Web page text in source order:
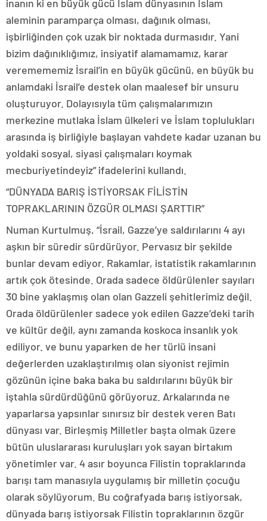
inanın ki en büyük gücü İslam dünyasının İslam
aleminin paramparça olması, dağınık olması,
işbirliğinden çok uzak bir noktada durmasıdır. Yani
bizim dağınıklığımız, insiyatif alamamamız, karar
veremememiz İsrail’in en büyük gücünü, en büyük bu
anlamdaki İsrail’e destek olan maalesef bir unsuru
oluşturuyor. Dolayısıyla tüm çalışmalarımızın
merkezine mutlaka İslam ülkeleri ve İslam toplulukları
arasında iş birliğiyle başlayan vahdete kadar uzanan bu
yoldaki sosyal, siyasi çalışmaları koymak
mecburiyetindeyiz” ifadelerini kullandı.
“DÜNYADA BARIŞ İSTİYORSAK FİLİSTİN
TOPRAKLARININ ÖZGÜR OLMASI ŞARTTIR”
Numan Kurtulmuş, “İsrail, Gazze’ye saldırılarını 4 ayı
aşkın bir süredir sürdürüyor. Pervasız bir şekilde
bunlar devam ediyor. Rakamlar, istatistik rakamlarının
artık çok ötesinde. Orada sadece öldürülenler sayıları
30 bine yaklaşmış olan olan Gazzeli şehitlerimiz değil.
Orada öldürülenler sadece yok edilen Gazze’deki tarih
ve kültür değil, aynı zamanda koskoca insanlık yok
ediliyor. ve bunu yaparken de her türlü insani
değerlerden uzaklaştırılmış olan siyonist rejimin
gözünün içine baka baka bu saldırılarını büyük bir
iştahla sürdürdüğünü görüyoruz. Arkalarında ne
yaparlarsa yapsınlar sınırsız bir destek veren Batı
dünyası var. Birleşmiş Milletler başta olmak üzere
bütün uluslararası kuruluşları yok sayan birtakım
yönetimler var. 4 asır boyunca Filistin topraklarında
barışı tam manasıyla uygulamış bir milletin çocuğu
olarak söylüyorum. Bu coğrafyada barış istiyorsak,
dünyada barış istiyorsak Filistin topraklarının özgür